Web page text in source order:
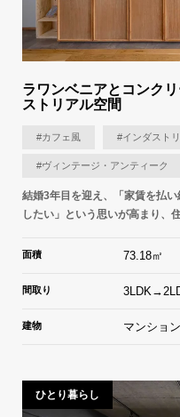
ラワンベニアとコンク
ストリアル空間
#カフェ風 #インダスト
#ヴィンテージ・アンティーク
結婚3年目を迎え、「家賃を払
したい」という思いが高まり、
面積 73.18㎡
間取り
建物 マンション
ひとり暮らし